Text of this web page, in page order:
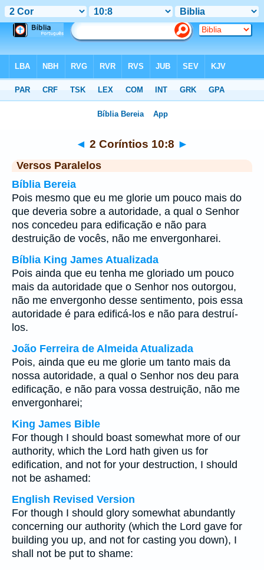
◄ 2 Coríntios 10:8 ►
Versos Paralelos
Bíblia Bereia
Pois mesmo que eu me glorie um pouco mais do
que deveria sobre a autoridade, a qual o Senhor
nos concedeu para edificação e não para
destruição de vocês, não me envergonharei.
Bíblia King James Atualizada
Pois ainda que eu tenha me gloriado um pouco
mais da autoridade que o Senhor nos outorgou,
não me envergonho desse sentimento, pois essa
autoridade é para edificá-los e não para destruí-
los.
João Ferreira de Almeida Atualizada
Pois, ainda que eu me glorie um tanto mais da
nossa autoridade, a qual o Senhor nos deu para
edificação, e não para vossa destruição, não me
envergonharei;
King James Bible
For though I should boast somewhat more of our
authority, which the Lord hath given us for
edification, and not for your destruction, I should
not be ashamed:
English Revised Version
For though I should glory somewhat abundantly
concerning our authority (which the Lord gave for
building you up, and not for casting you down), I
shall not be put to shame: